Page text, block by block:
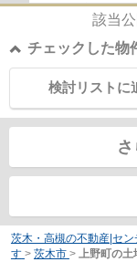
舗等の住宅以外の
該当
チェックした物
検討リストに
茨木・高槻の不動産|セ
す > 茨木市 > 上野町の土